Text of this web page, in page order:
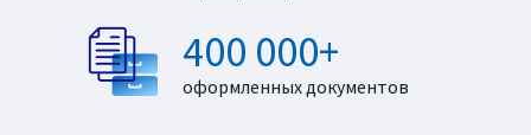
400 000+
оформленных документов